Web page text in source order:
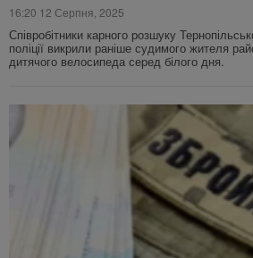
16:20 12 Серпня, 2025
Співробітники карного розшуку
поліції викрили раніше судимого жителя
дитячого велосипеда серед білого дня.